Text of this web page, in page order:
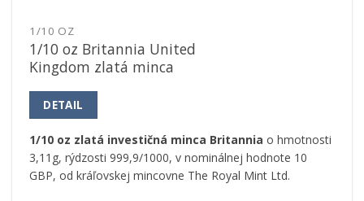
1/10 OZ
1/10 oz Britannia United
Kingdom zlatá minca
DETAIL
1/10 oz zlatá investičná minca Britannia o hmotnosti
3,11g, rýdzosti 999,9/1000, v nominálnej hodnote 10
GBP, od kráľovskej mincovne The Royal Mint Ltd.